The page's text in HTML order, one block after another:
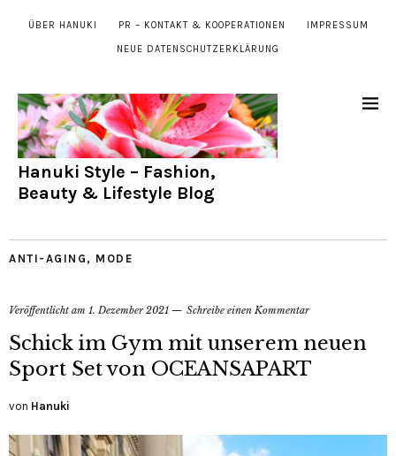
ÜBER HANUKI PR – KONTAKT & KOOPERATIONEN IMPRESSUM
NEUE DATENSCHUTZERKLÄRUNG
Hanuki Style – Fashion,
Beauty & Lifestyle Blog
ANTI-AGING , MODE
Veröffentlicht am 1. Dezember 2021 Schreibe einen Kommentar
Schick im Gym mit unserem neuen
Sport Set von OCEANSAPART
von Hanuki